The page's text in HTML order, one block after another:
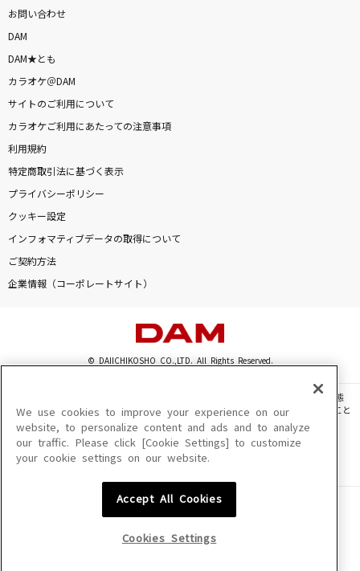
勿忘
Awesome City Club
[生音]星空のディスタンス
アルフィー(THE ALFEE)
[生音]あー夏休み
[生音]サマータイムシンデレラ
緑黄色社会
[生音]迷宮ラブソング
中島美嘉
[生音]クリスマスソング
back number
もっと見る
お問い合わせ
DAM
DAM★とも
カラオケ＠DAM
サイトのご利用について
カラオケご利用にあたっての注意事項
利用規約
特定商取引法に基づく表示
プライバシーポリシー
クッキー設定
インフォマティブデータの取得について
ご契約方法
企業情報（コーポレートサイト）
© DAIICHIKOSHO CO.,LTD. All Rights Reserved.
このサイトに掲載されている一切の文章・画像・写真・動画・音声等を、手段や形態
を問わず、著作権法の定める範囲を超えて無断で複製、転載、ファイル化などすること
を禁じます。
楽曲及びコンテンツは、機種によりご利用いただけない場合があります。
楽曲及びコンテンツの配信日、配信内容が変更になる場合があります。
We use cookies to improve your experience on our
website, to personalize content and ads and to analyze
our traffic. Please click [Cookie Settings] to customize
your cookie settings on our website.
Accept All Cookies
Cookies Settings